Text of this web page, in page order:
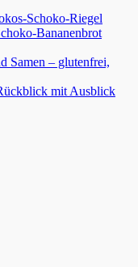
Schoko-Riegel
Bananenbrot
Samen – glutenfrei,
mit Ausblick